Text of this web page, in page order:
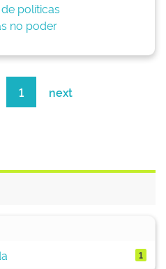
políticas
no poder
1 next
1